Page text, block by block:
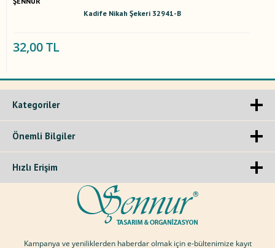
Kadife Nikah Şekeri 32941-B
32,00 TL
Kategoriler
Önemli Bilgiler
Hızlı Erişim
Kampanya ve yeniliklerden haberdar olmak için e-bültenimize kayıt